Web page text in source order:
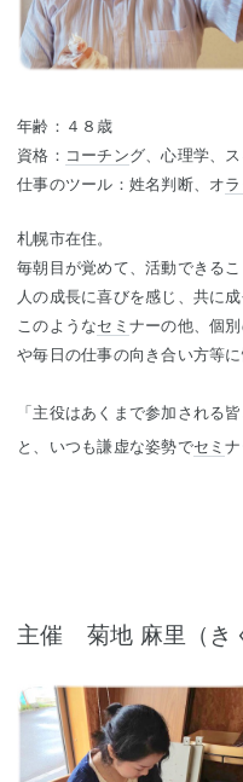
年齢：４８歳
資格： コーチング、心理学、
仕事のツール：姓名判断、オ
札幌市在住。
毎朝目が覚めて、活動できる
人の成長に喜びを感じ、共に
このようなセミ ナーの他、個
や毎日の仕事の向き合い方等
「主役はあくまで参加される
と、いつも謙虚な姿勢でセミナ
主催 菊地 麻里（き